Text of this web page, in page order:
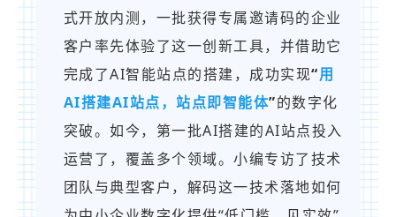
式开放内测，一批获得专属邀请码的企业
客户率先体验了这一创新工具，并借助它
完成了AI智能站点的搭建，成功实现“用
AI搭建AI站点，站点即智能体”的数字化
突破。如今，第一批AI搭建的AI站点投入
运营了，覆盖多个领域。小编专访了技术
团队与典型客户，解码这一技术落地如何